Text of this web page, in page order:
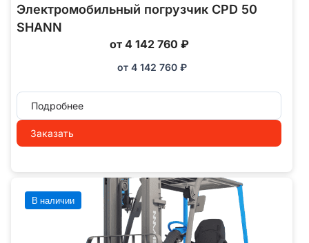
Электромобильный погрузчик CPD 50
SHANN
от 4 142 760 ₽
от 4 142 760 ₽
Подробнее
Заказать
В наличии